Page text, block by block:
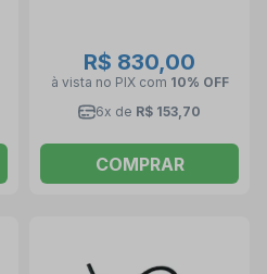
R$ 830,00
à vista no PIX com 10% OFF
6x de R$ 153,70
COMPRAR